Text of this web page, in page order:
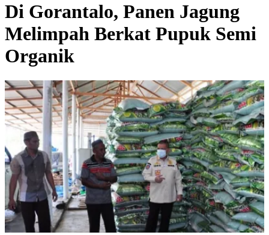
Di Gorantalo, Panen Jagung
Melimpah Berkat Pupuk Semi
Organik